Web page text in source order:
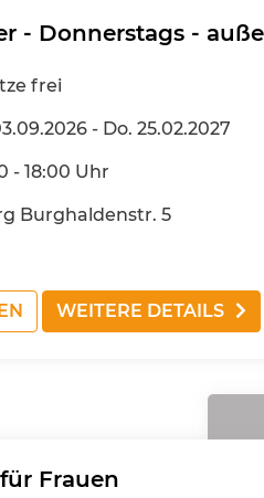
- Donnerstags -
frei
- Do. 25.02.2027
- 18:00 Uhr
Burghaldenstr. 5
WEITERE DETAILS
Frauen